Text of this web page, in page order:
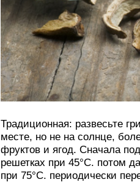
Традиционная: развесьте
месте, но не на солнце,
фруктов и ягод. Сначала
решетках при 45°С. потом
при 75°С. периодически